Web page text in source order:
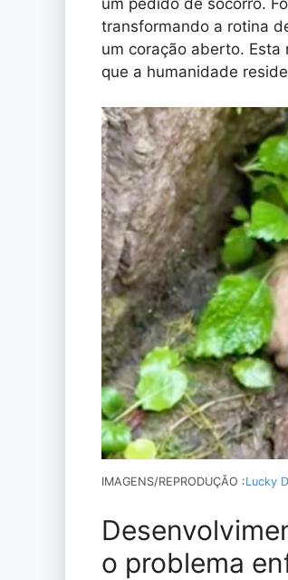
um pedido de socorro.
transformando a rotina
um coração aberto.
que a humanidade
IMAGENS/REPRODUÇÃO :Lucky
o problema